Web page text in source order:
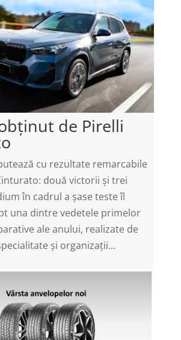
de Pirelli
cu rezultate remarcabile
două victorii și trei
în cadrul a șase teste îl
una dintre vedetele primelor
ale anului, realizate de
și organizații...